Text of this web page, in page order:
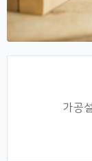
가공